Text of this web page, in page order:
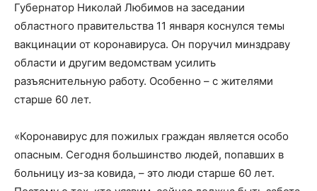
Губернатор Николай Любимов на заседании
областного правительства 11 января коснулся темы
вакцинации от коронавируса. Он поручил минздраву
области и другим ведомствам усилить
разъяснительную работу. Особенно – с жителями
старше 60 лет.
«Коронавирус для пожилых граждан является особо
опасным. Сегодня большинство людей, попавших в
больницу из-за ковида, – это люди старше 60 лет.